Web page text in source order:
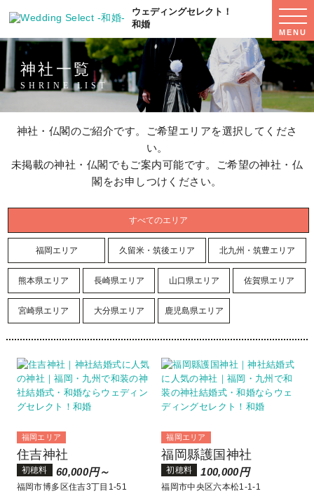
ウェディングセレクト！
和婚
MENU
神社一覧
SHRINE LIST
神社・仏閣のご紹介です。ご希望エリアを選択してくださ
い。
未掲載の神社・仏閣でもご案内可能です。ご希望の神社・仏
閣をお申しつけください。
すべてのエリア
福岡エリア 久留米・筑後エリア 北九州・筑豊エリア
熊本県エリア 長崎県エリア 山口県エリア 佐賀県エリア
宮崎県エリア 大分県エリア 鹿児島県エリア
福岡エリア
住吉神社
初穂料 60,000円～
福岡市博多区住吉3丁目1-51
福岡エリア
福岡縣護国神社
初穂料 100,000円
福岡市中央区六本松1-1-1